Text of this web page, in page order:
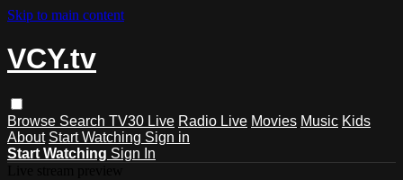
Skip to main content
VCY.tv
Browse Search TV30 Live Radio Live Movies Music Kids
About Start Watching Sign in
Start Watching Sign In